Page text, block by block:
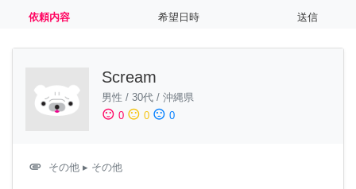
依頼内容 希望日時 送信
Scream
男性 / 30代 / 沖縄県
sentiment_satisfied 0 sentiment_neutral 0 sentiment_dissatisfied 0
attachment その他 ▸ その他